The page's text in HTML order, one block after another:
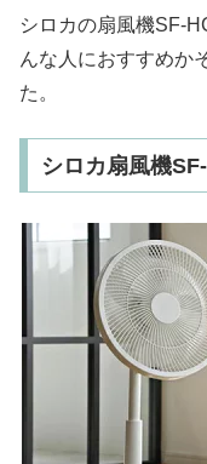
シロカの扇風機SF-
んな人におすすめか
た。
シロカ扇風機